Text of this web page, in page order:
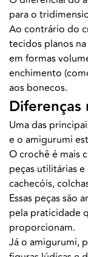
para o
Ao contrário do
tecidos planos
em formas
enchimento
aos bonecos.
Diferenças
Uma das
e o amigurumi
O crochê é mais
peças utilitárias
cachecóis,
Essas peças são
pela praticidade
proporcionam.
Já o amigurumi,